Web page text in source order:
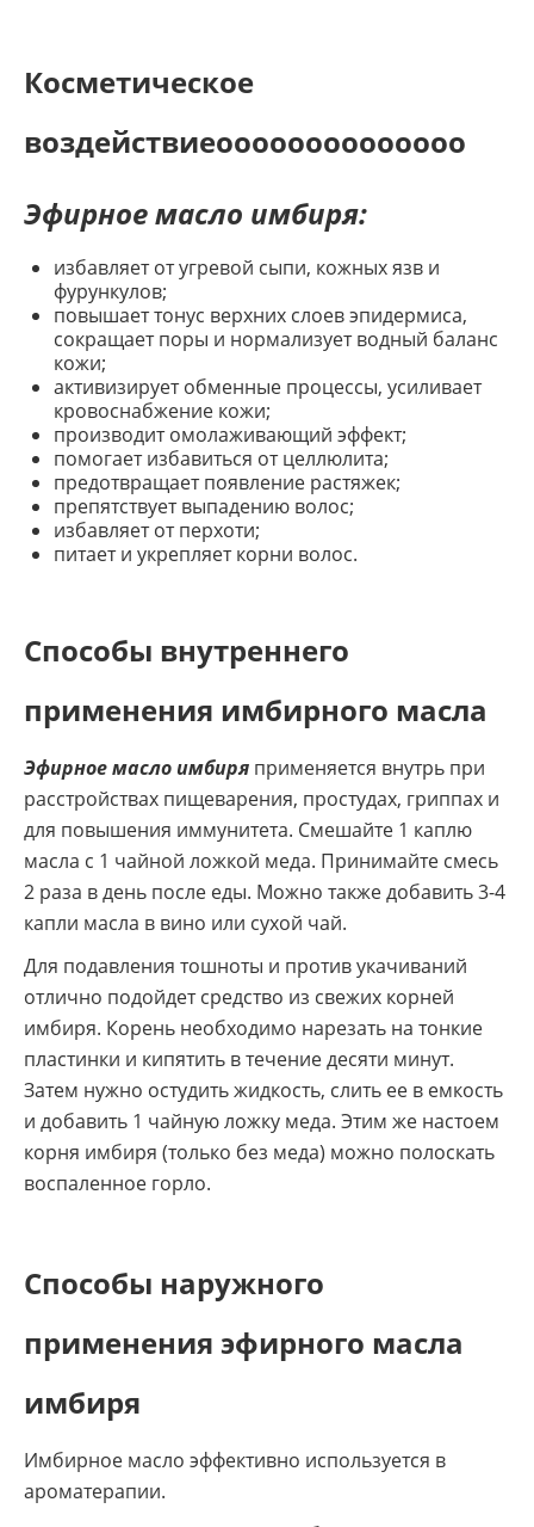
Косметическое
воздействиеoooooooooooooo
Эфирное масло имбиря:
избавляет от угревой сыпи, кожных язв и
фурункулов;
повышает тонус верхних слоев эпидермиса,
сокращает поры и нормализует водный баланс
кожи;
активизирует обменные процессы, усиливает
кровоснабжение кожи;
производит омолаживающий эффект;
помогает избавиться от целлюлита;
предотвращает появление растяжек;
препятствует выпадению волос;
избавляет от перхоти;
питает и укрепляет корни волос.
Способы внутреннего
применения имбирного масла
Эфирное масло имбиря применяется внутрь при
расстройствах пищеварения, простудах, гриппах и
для повышения иммунитета. Смешайте 1 каплю
масла с 1 чайной ложкой меда. Принимайте смесь
2 раза в день после еды. Можно также добавить 3-4
капли масла в вино или сухой чай.
Для подавления тошноты и против укачиваний
отлично подойдет средство из свежих корней
имбиря. Корень необходимо нарезать на тонкие
пластинки и кипятить в течение десяти минут.
Затем нужно остудить жидкость, слить ее в емкость
и добавить 1 чайную ложку меда. Этим же настоем
корня имбиря (только без меда) можно полоскать
воспаленное горло.
Способы наружного
применения эфирного масла
имбиря
Имбирное масло эффективно используется в
ароматерапии.